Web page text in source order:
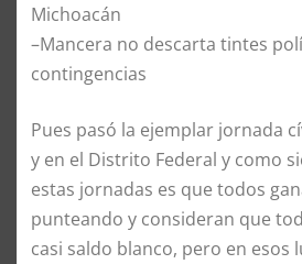
Michoacán
–Mancera no descarta tintes
contingencias
Pues pasó la ejemplar jornada
y en el Distrito Federal y como
estas jornadas es que todos
punteando y consideran que
casi saldo blanco, pero en esos